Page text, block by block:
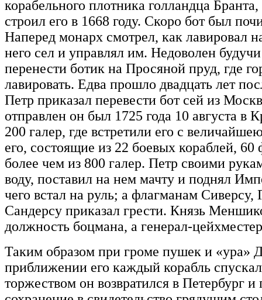
корабельного плотника голландца
строил его в 1668 году. Скоро бот был
Наперед монарх смотрел, как лавировал
него сел и управлял им. Недоволен
перенести ботик на Просяной пруд, где
лавировать. Едва прошло двадцать лет
Петр приказал перевести бот сей из
отправлен он был 1725 года 10 августа в
200 галер, где встретили его с
его, состоящие из 22 боевых кораблей,
более чем из 800 галер. Петр своими
воду, поставил на нем мачту и поднял
чего встал на руль; а флагманам
Сандерсу приказал грести. Князь
должность боцмана, а генерал-
Таким образом при громе пушек и «ура»
приближении его каждый корабль
торжеством он возвратился в Петербург